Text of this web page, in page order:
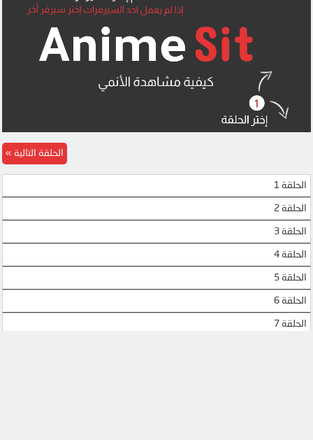
MEGA
الحلقة 1
الحلقة 2
الحلقة 3
الحلقة 4
الحلقة 5
الحلقة 6
الحلقة 7
الحلقة التالية